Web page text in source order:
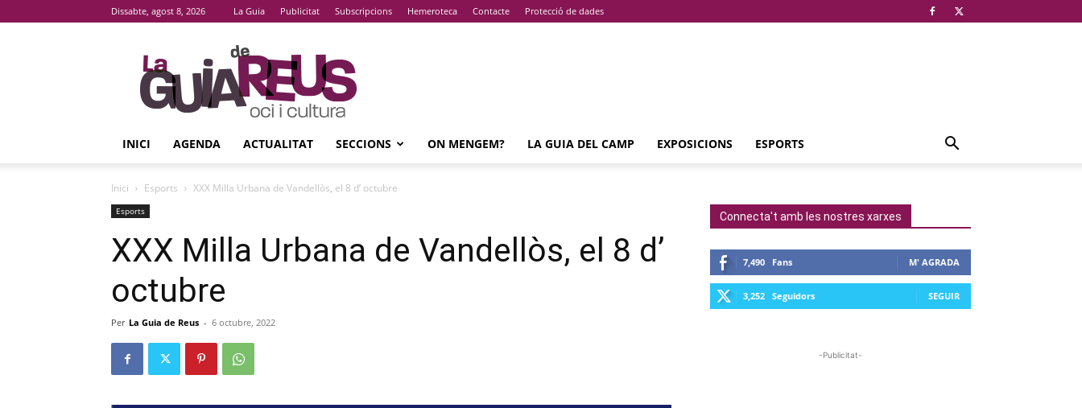
Dissabte, agost 8, 2026 La Guia Publicitat Subscripcions Hemeroteca Contacte Protecció de dades
La
Guia
De
Reus
INICI AGENDA ACTUALITAT SECCIONS ON MENGEM? LA GUIA DEL CAMP EXPOSICIONS ESPORTS
Inici Esports XXX Milla Urbana de Vandellòs, el 8 d’ octubre
Esports
XXX Milla Urbana de Vandellòs, el 8 d’
octubre
Per La Guia de Reus - 6 octubre, 2022
Connecta't amb les nostres xarxes
7,490 Fans M' AGRADA
3,252 Seguidors SEGUIR
-Publicitat-